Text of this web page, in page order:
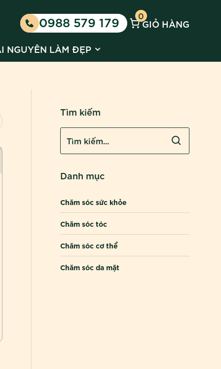
0988 579 179 GIỎ HÀNG
0
doanh cùng Huyền Phi
submenu for Tin tức
NGUYÊN LÀM ĐẸP Show submenu for Tài nguyên
Tìm kiếm
Danh mục
Chăm sóc sức khỏe
Chăm sóc tóc
Chăm sóc cơ thể
Chăm sóc da mặt